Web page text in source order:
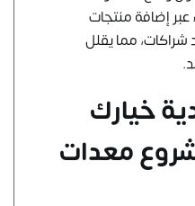
إضافة منتجات
شراكات، مما يقلل
خيارك
معدات